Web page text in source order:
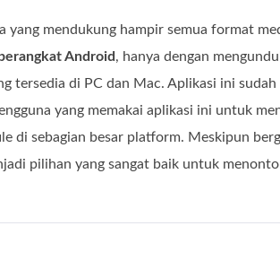
yang mendukung hampir semua format
Android , hanya dengan
tersedia di PC dan Mac. Aplikasi ini
yang memakai aplikasi ini untuk
di sebagian besar platform. Meskipun
pilihan yang sangat baik untuk